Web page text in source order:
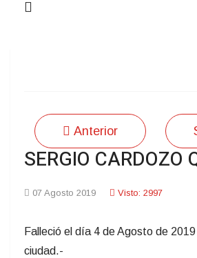
Anterior
SERGIO CARDOZO
07 Agosto 2019 Visto: 2997
Falleció el día 4 de Agosto de
ciudad.-